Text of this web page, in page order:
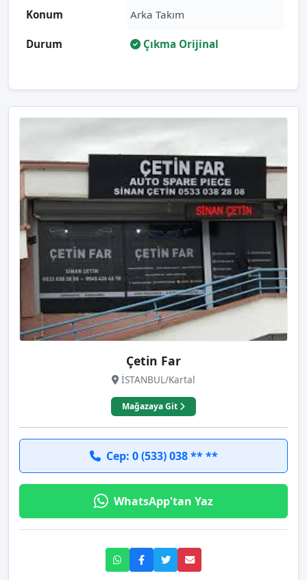
Konum Arka Takım
Durum Çıkma Orijinal
Çetin Far
İSTANBUL/Kartal
Mağazaya Git
Cep: 0 (533) 038 ** **
WhatsApp'tan Yaz